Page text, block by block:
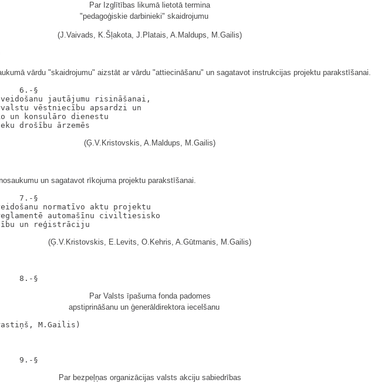
Par Izglītības likumā lietotā termina
"pedagoģiskie darbinieki" skaidrojumu
(J.Vaivads, K.Šļakota, J.Platais, A.Maldups, M.Gailis)
vārdu "skaidrojumu" aizstāt ar vārdu "attiecināšanu" un sagatavot instrukcijas projektu parakstīšanai.
6.-§
jautājumu risināšanai,
vēstniecību apsardzi un
un konsulāro dienestu
(Ģ.V.Kristovskis, A.Maldups, M.Gailis)
un sagatavot rīkojuma projektu parakstīšanai.
7.-§
normatīvo aktu projektu
automašīnu civiltiesisko
(Ģ.V.Kristovskis, E.Levits, O.Kehris, A.Gūtmanis, M.Gailis)
Par Valsts īpašuma fonda padomes
apstiprināšanu un ģenerāldirektora iecelšanu
Par bezpeļņas organizācijas valsts akciju sabiedrības